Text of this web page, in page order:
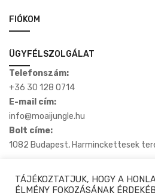
FIÓKOM
ÜGYFÉLSZOLGÁLAT
Telefonszám:
+36 30 128 0714
E-mail cím:
info@moaijungle.hu
Bolt címe:
1082 Budapest, Harminckettesek
TÁJÉKOZTATJUK, HOGY A
ÉLMÉNY FOKOZÁSÁNAK